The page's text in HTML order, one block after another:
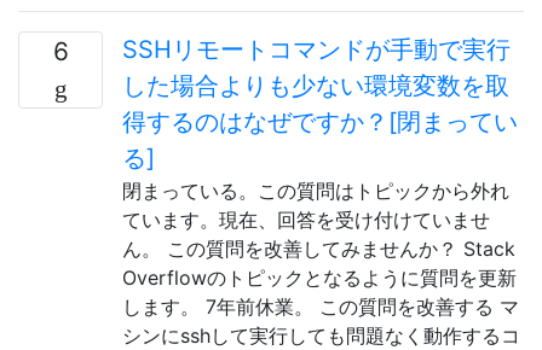
6
SSHリモートコマンドが手動で実行
した場合よりも少ない環境変数を取
得するのはなぜですか？[閉まってい
る]
閉まっている。この質問はトピックから外れ
ています。現在、回答を受け付けていませ
ん。 この質問を改善してみませんか？ Stack
Overflowのトピックとなるように質問を更新
します。 7年前休業。 この質問を改善する マ
シンにsshして実行しても問題なく動作するコ